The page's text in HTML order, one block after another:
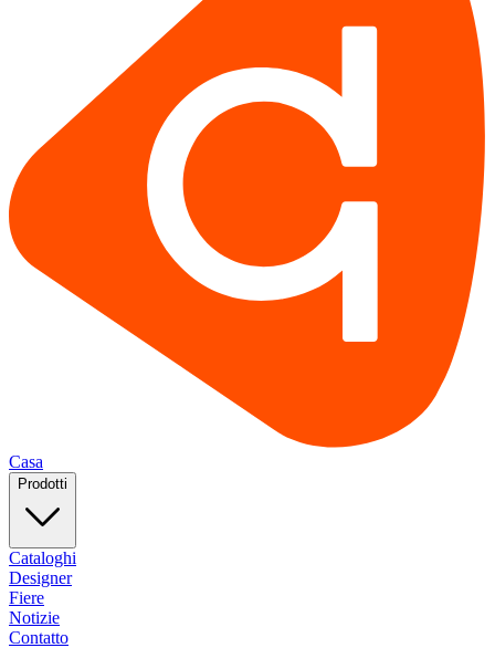
Casa
Prodotti
Cataloghi
Designer
Fiere
Notizie
Contatto